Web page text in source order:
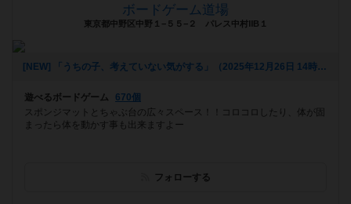
ボードゲーム道場
東京都中野区中野１−５５−２ パレス中村ⅡB１
[NEW] 「うちの子、考えていない気がする」（2025年12月26日 14時35分）
遊べるボードゲーム
670個
スポンジマットとちゃぶ台の広々スペース！！コロコロしたり、体が固
まったら体を動かす事も出来ますよー
フォローする